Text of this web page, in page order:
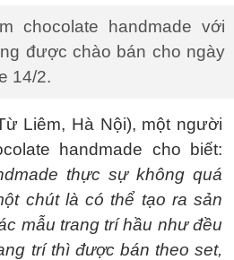
chocolate handmade với
được chào bán cho ngày
14/2.
Liêm, Hà Nội), một người
handmade cho biết:
thực sự không quá
chút là có thể tạo ra sản
mẫu trang trí hầu như đều
trí thì được bán theo set,